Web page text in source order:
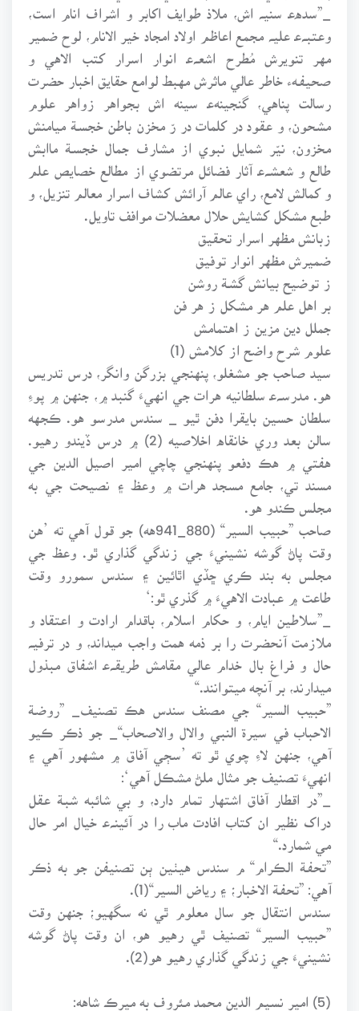
_”سدهﻋ سنيـﮧ اش، ملاذ طوايف اکابر و اشراف انام است،
وعتبـﮧﻋ عليـﮧ مجمع اعاظم اولاد امجاد خير الانام، لوح ضمير
مهر تنويرش مُطرح اشعـﮧﻋ انوار اسرار کتب الاهي و
صحيفـهء خاطر عالي ماثرش مهبط لوامع حقايق اخبار حضرت
رسالت پناهي، گنجينهﻋ سينه اش بجواهر زواهر علوم
مشحون، و عقود در کلمات در رّ مخزن باطن خجسـة ميامنش
مخزون، نيّر شمايل نبوي از مشارف جمال خجسـة ماابش
طالع و شعشـﮧﻋ آثار فضائل مرتضوي از مطالع خصايص علم
و کمالش لامع، راي عالم آرائش کشاف اسرار معالم تنزيل، و
طبع مشکل کشايش حلال معضلات موافف تاويل.
زبانش مظهر اسرار تحقيق
ضميرش مظهر انوار توفيق
ز توضيح بيانش گشـة روشن
بر اهل علم هر مشکل ز هر فن
جملل دين مزين ز اهتمامش
علوم شرح واضح از کلامش (1)
سيد صاحب جو مشغلو، پنهنجي بزرگن وانگر، درس تدريس
هو. مدرسـﮧﻋ سلطانيه هرات جي انهيءَ گنبد ۾، جنهن ۾ پوءِ
سلطان حسين بايقرا دفن ٿيو _ سندس مدرسو هو. ڪجهه
سالن بعد وري خانقاه اخلاصيه (2) ۾ درس ڏيندو رهيو.
هفتي ۾ هڪ دفعو پنهنجي چاچي امير اصيل الدين جي
مسند تي، جامع مسجد هرات ۾ وعظ ۽ نصيحت جي به
مجلس ڪندو هو.
صاحب ”حبيب السير“ (880_941هه) جو قول آهي ته ’هن
وقت پاڻ گوشه نشينيءَ جي زندگي گذاري ٿو. وعظ جي
مجلس به بند ڪري ڇڏي اٿائين ۽ سندس سمورو وقت
طاعت ۾ عبادت الاهيءَ ۾ گذري ٿو:‘
_”سلاطين ايام، و حکام اسلام، باقدام ارادت و اعتقاد و
ملازمت آنحضرت را بر ذمه همت واجب ميداند، و در ترفيـﮧ
حال و فراغ بال خدام عالي مقامش طريقـﮧﻋ اشفاق مبذول
ميدارند، بر آنچه ميتوانند.“
”حبيب السير“ جي مصنف سندس هڪ تصنيف_ ”روضـة
الاحباب في سيرة النبي والال والاصحاب“_ جو ذڪر ڪيو
آهي، جنهن لاءِ چوي ٿو ته ’سڄي آفاق ۾ مشهور آهي ۽
انهيءَ تصنيف جو مثال ملڻ مشڪل آهي‘:
_”در اقطار آفاق اشتهار تمام دارد، و بي شائبه شبـة عقل
دراک نظير ان کتاب افادت ماب را در آئينـﮧﻋ خيال امر حال
مي شمارد.“
”تحفـة الڪرام“ م سندس هيٺين ٻن تصنيفن جو به ذڪر
آهي: ”تحفـة الاخبار؛ ۽ رياض السير“(1).
سندس انتقال جو سال معلوم ٿي نه سگهيو؛ جنهن وقت
”حبيب السير“ تصنيف ٿي رهيو هو، ان وقت پاڻ گوشه
نشينيءَ جي زندگي گذاري رهيو هو(2).
(5) امير نسيم الدين محمد مئروف به ميرڪ شاهه: